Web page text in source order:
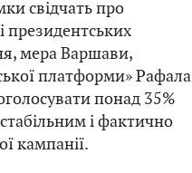
свідчать про
президентських
мера Варшави,
платформи» Рафала
понад 35%
і фактично
кампанії.